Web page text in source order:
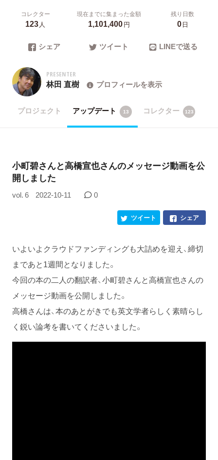
コレクター
123人
現在までに集まった金額
1,101,400円
残り日数
0日
シェア ツイート LINEで送る
PRESENTER
林田 直樹 プロフィールを表示
プロジェクト アップデート 13 コレクター 123
小町碧さんと高橋宣也さんのメッセージ動画を公
開しました
vol. 6 2022-10-11 0
シェア
ツイート
いよいよクラウドファンディングも大詰めを迎え、締切
まであと1週間となりました。
今回の本の二人の翻訳者、小町碧さんと高橋宣也さんの
メッセージ動画を公開しました。
高橋さんは、本のあとがきでも英文学者らしく素晴らし
く鋭い論考を書いてくださいました。